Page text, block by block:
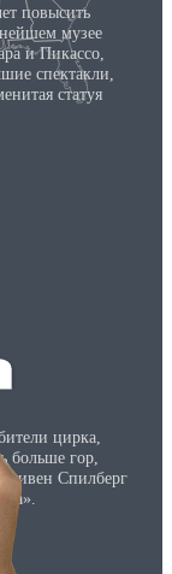
повысить
музее
и Пикассо,
спектакли,
статуя
цирка,
больше гор,
Спилберг